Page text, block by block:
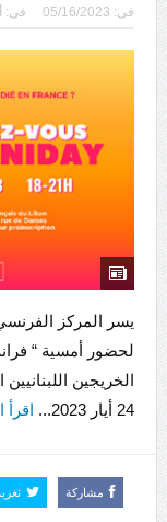
فى: 05/16/2023 فى:
يسر المركز
لحضور أمسية “
الخريجين
24 أيار 2023...
اقرأ
مشاركة